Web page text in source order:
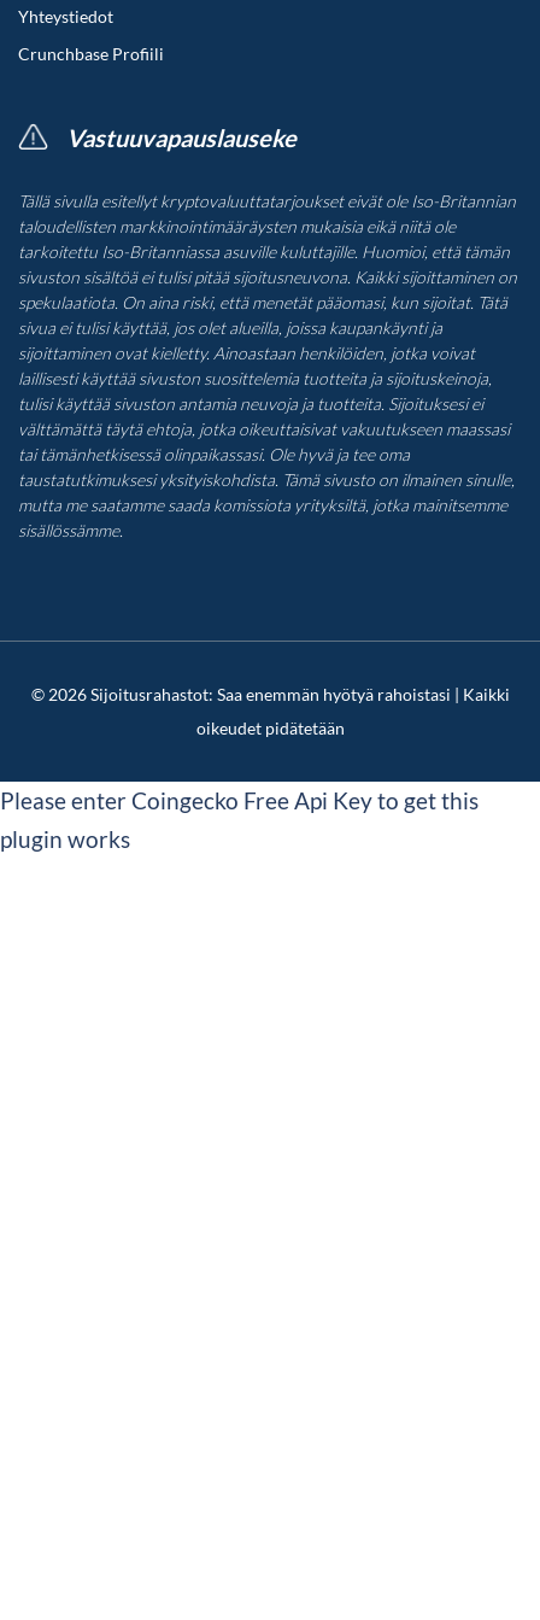
Yhteystiedot
Crunchbase Profiili
Vastuuvapauslauseke
Tällä sivulla esitellyt kryptovaluuttatarjoukset eivät ole Iso-Britannian
taloudellisten markkinointimääräysten mukaisia eikä niitä ole
tarkoitettu Iso-Britanniassa asuville kuluttajille. Huomioi, että tämän
sivuston sisältöä ei tulisi pitää sijoitusneuvona. Kaikki sijoittaminen on
spekulaatiota. On aina riski, että menetät pääomasi, kun sijoitat. Tätä
sivua ei tulisi käyttää, jos olet alueilla, joissa kaupankäynti ja
sijoittaminen ovat kielletty. Ainoastaan henkilöiden, jotka voivat
laillisesti käyttää sivuston suosittelemia tuotteita ja sijoituskeinoja,
tulisi käyttää sivuston antamia neuvoja ja tuotteita. Sijoituksesi ei
välttämättä täytä ehtoja, jotka oikeuttaisivat vakuutukseen maassasi
tai tämänhetkisessä olinpaikassasi. Ole hyvä ja tee oma
taustatutkimuksesi yksityiskohdista. Tämä sivusto on ilmainen sinulle,
mutta me saatamme saada komissiota yrityksiltä, jotka mainitsemme
sisällössämme.
© 2026 Sijoitusrahastot: Saa enemmän hyötyä rahoistasi | Kaikki
oikeudet pidätetään
Please enter Coingecko Free Api Key to get this
plugin works